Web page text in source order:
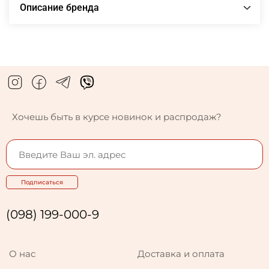
Описание бренда
Хочешь быть в курсе новинок и распродаж?
Подписаться
(098) 199-000-9
О нас Доставка и оплата